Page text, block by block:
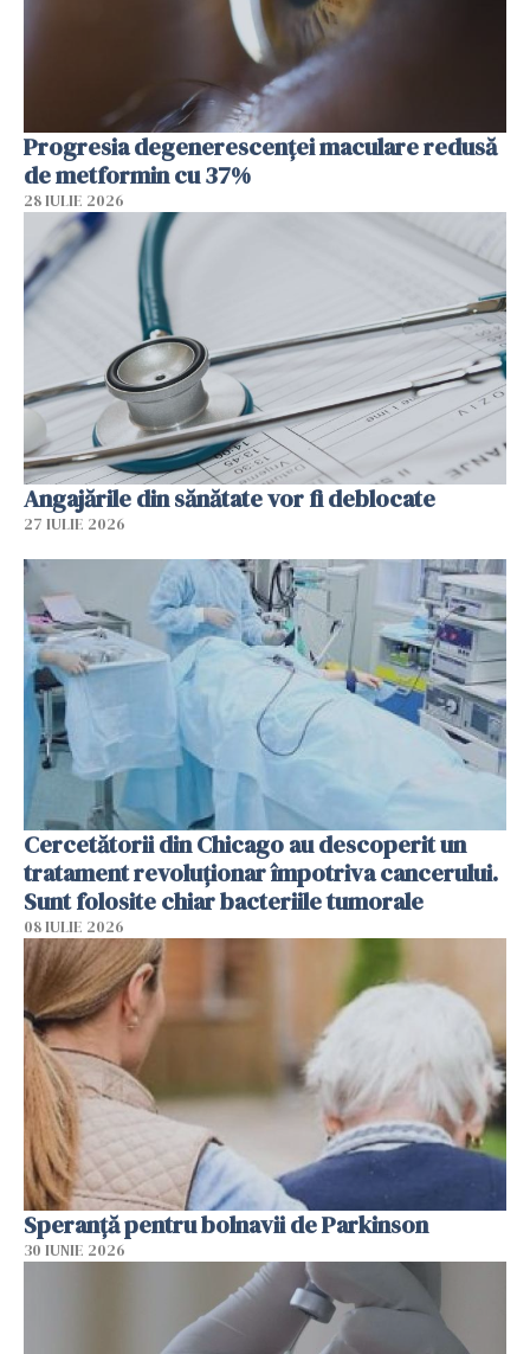
Progresia degenerescenței maculare redusă
de metformin cu 37%
28 IULIE 2026
Angajările din sănătate vor fi deblocate
27 IULIE 2026
Cercetătorii din Chicago au descoperit un
tratament revoluționar împotriva cancerului.
Sunt folosite chiar bacteriile tumorale
08 IULIE 2026
Speranță pentru bolnavii de Parkinson
30 IUNIE 2026